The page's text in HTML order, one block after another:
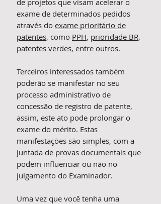
de projetos que visam acelerar o
exame de determinados pedidos
através do exame prioritário de
patentes, como PPH, prioridade BR,
patentes verdes, entre outros.
Terceiros interessados também
poderão se manifestar no seu
processo administrativo de
concessão de registro de patente,
assim, este ato pode prolongar o
exame do mérito. Estas
manifestações são simples, com a
juntada de provas documentais que
podem influenciar ou não no
julgamento do Examinador.
Uma vez que você tenha uma